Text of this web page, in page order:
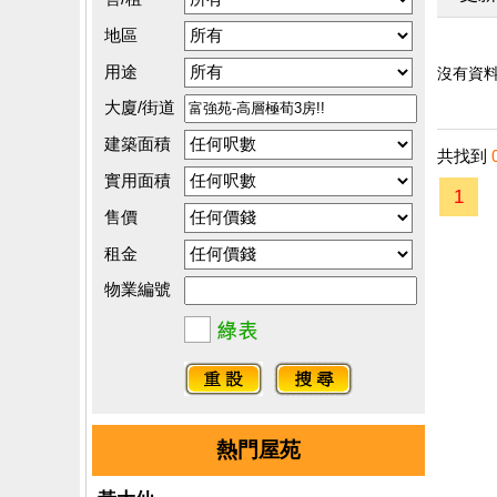
地區
用途
大廈/街道
建築面積
實用面積
售價
租金
物業編號
熱門屋苑
沒有資料
共找到
1